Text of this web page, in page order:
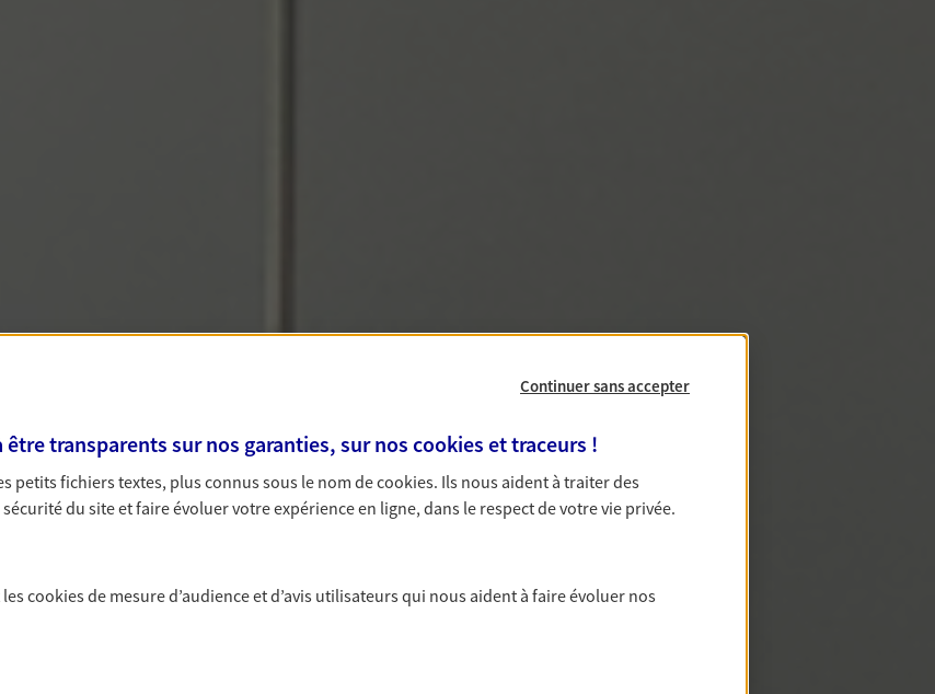
Continuer sans accepter
être transparents sur nos garanties, sur nos cookies et traceurs !
petits fichiers textes, plus connus sous le nom decookies. Ils nous aident à traiter des
du site et faire évoluer votre expérience en ligne, dans le respect de votre vie privée.
cookiesde mesure d’audience et d’avis utilisateurs qui nous aident à faire évoluer nos